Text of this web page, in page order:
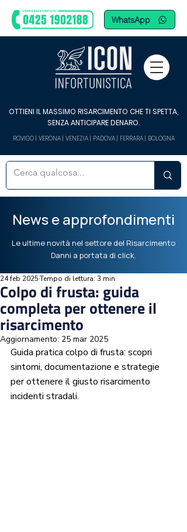
WhatsApp
OTTIENI IL MASSIMO RISARCIMENTO CHE TI SPETTA,
SENZA ANTICIPARE DENARO.
ROVIGO | VERONA | VENEZIA | PADOVA | FERRARA | BOLOGNA
News e approfondimenti
Le ultime novità nel settore del Risarcimento
Danni a portata di click.
Colpo di frusta: guida
completa per ottenere il
risarcimento
24 feb 2025Tempo di lettura: 3 min
Aggiornamento: 25 mar 2025
Guida pratica colpo di frusta: scopri
sintomi, documentazione e strategie
per ottenere il giusto risarcimento
incidenti stradali.